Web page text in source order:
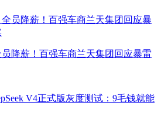
降薪！百强车商兰天集团回应暴雷